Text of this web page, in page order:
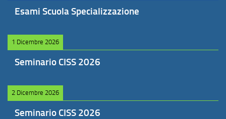
Esami Scuola Specializzazione
1 Dicembre 2026
Seminario CISS 2026
2 Dicembre 2026
Seminario CISS 2026